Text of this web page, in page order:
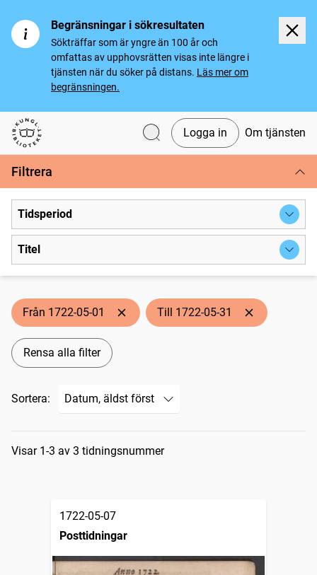
Begränsningar i sökresultaten
Sökträffar som är yngre än 100 år och
omfattas av upphovsrätten visas inte längre i
tjänsten när du söker på distans. Läs mer om
begränsningen.
Svenska tidningar
Logga in Om tjänsten
Filtrera
Tidsperiod
Titel
Från 1722-05-01 Till 1722-05-31
Rensa alla filter
Sortera:
Sökresultat
Visar 1-3 av 3 tidningsnummer
1722-05-07
Posttidningar